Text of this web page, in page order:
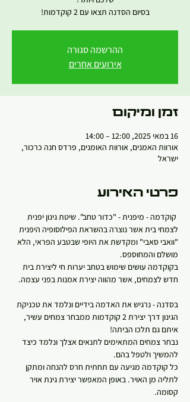
בסיום הסדנה תצאו עם 2 קוקדמות!
ההרשמה סגורה
אירועים אחרים
זמן ומיקום
16 במאי 2025, 12:00 – 14:00
אורוות האמנים, אורוות האומנים, פרדס חנה כרכור,
ישראל
פרטי האירוע
קוקדמה - מיפנית - "כדור טחב". שיטת גינון יפנית
לצמחי בית אשר נוצרה בהשראת הפילוסופיה היפנית
"וואבי סאבי" ומקדשת את היופי שבטבע הפראי, הלא
מושלם והמחוספס.
בקוקדמה עושים שימוש בטחב יערות חי ליצירת בית
חדש לצמחים, אשר מהווה יצירת אמנות בפני עצמה.
בסדנה - נרגיש את האדמה בידיים ונלמד את טכניקת
הגינון דרך יצירת 2 קוקדמות ממבחר צמחים עשיר,
איתם גם תלכו הביתה!
נבחר צמחים המתאימים לתנאים אצלך ונלמד כיצד
להמשיך ולטפל בהם.
כל קוקדמה מגיעה עם תחתית חרס להנחה ומתקן
לתליה מן האויר. באופן המאפשר יצירת גינת אויר
קסומה.